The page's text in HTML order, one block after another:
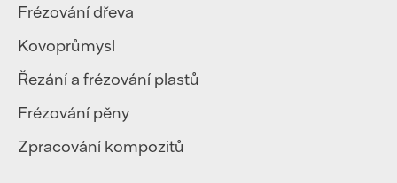
Frézování dřeva
Kovoprůmysl
Řezání a frézování plastů
Frézování pěny
Zpracování kompozitů